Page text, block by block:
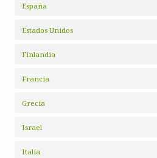
España
Estados Unidos
Finlandia
Francia
Grecia
Israel
Italia